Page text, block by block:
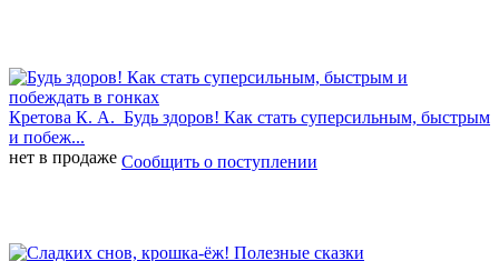
Кретова К. А. Будь здоров! Как стать суперсильным, быстрым
и побеж...
нет в продаже Сообщить о поступлении